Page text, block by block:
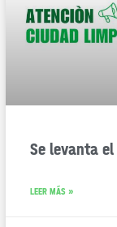
Se levanta
LEER MÁS »